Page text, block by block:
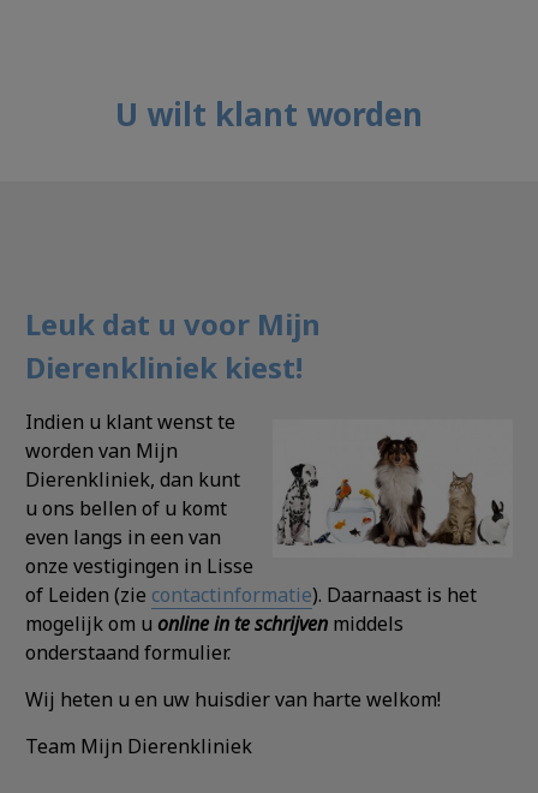
U wilt klant worden
Leuk dat u voor Mijn
Dierenkliniek kiest!
Indien u klant wenst te
worden van Mijn
Dierenkliniek, dan kunt
u ons bellen of u komt
even langs in een van
onze vestigingen in Lisse
of Leiden (zie contactinformatie). Daarnaast is het
mogelijk om u online in te schrijven middels
onderstaand formulier.
Wij heten u en uw huisdier van harte welkom!
Team Mijn Dierenkliniek